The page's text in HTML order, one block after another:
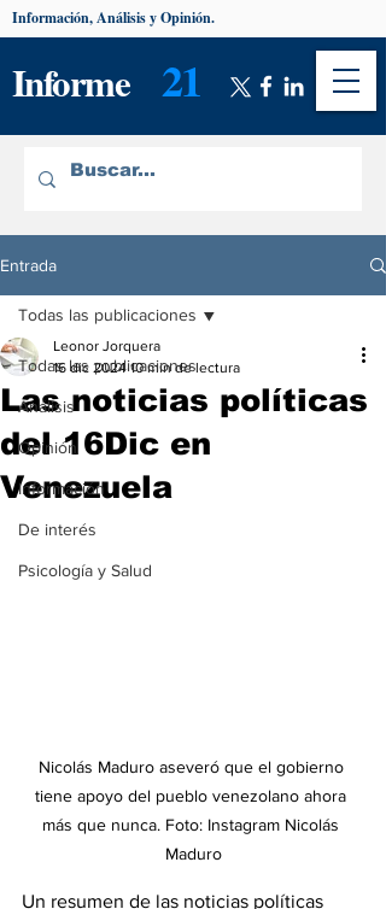
Informe 21
Información, Análisis y Opinión.
Entrada
Todas las publicaciones
Análisis
Opinión
Información
De interés
Psicología y Salud
Todas las publicaciones
Las noticias políticas
del 16Dic en
Venezuela
Leonor Jorquera
16 dic 2024 10 min de lectura
Nicolás Maduro aseveró que el gobierno
tiene apoyo del pueblo venezolano ahora
más que nunca. Foto: Instagram Nicolás
Maduro
Un resumen de las noticias políticas